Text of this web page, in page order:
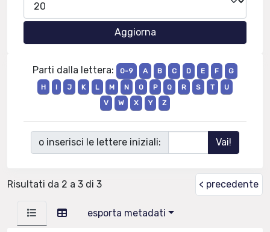
Parti dalla lettera: 0-9 A B C D E F
G
H
I J K L M N O P Q R S T
U
V
W X Y Z
o inserisci le lettere iniziali:
Risultati da 2 a 3 di 3 < precedente
esporta metadati